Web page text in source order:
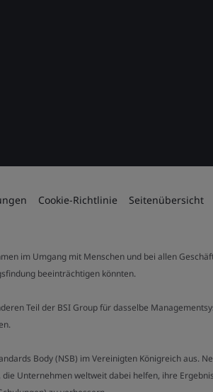
Cookie-Richtlinie Seitenübersicht
im Umgang mit Menschen und bei allen
beeinträchtigen könnten.
Teil der BSI Group für dasselbe
Body (NSB) im Vereinigten Königreich aus.
Unternehmen weltweit dabei helfen, ihre